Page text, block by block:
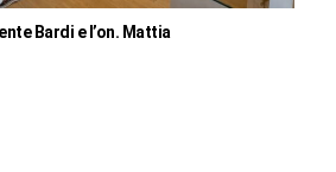
Bardi e l’on. Mattia